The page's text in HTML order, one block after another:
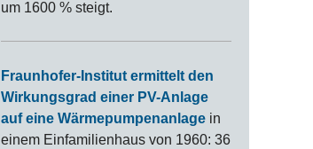
um 1600 % steigt.
Fraunhofer-Institut ermittelt den
Wirkungsgrad einer PV-Anlage
auf eine Wärmepumpenanlage in
einem Einfamilienhaus von 1960: 36